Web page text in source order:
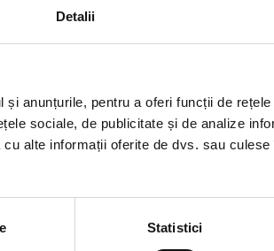
Detalii
anunțurile, pentru a oferi funcții de
sociale, de publicitate și de analize
alte informații oferite de dvs. sau
Statistici